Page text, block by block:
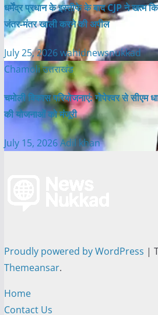
धर्मेंद्र प्रधान के इस्तीफे के बाद CJP ने खत्म
जंतर-मंतर खाली करने की अपील
July 25, 2026wahidnewsnukkad
Chamoliउत्तराखंड
चमोली विकास परियोजनाएं: गोपेश्वर से सीएम
की योजनाओं को मंजूरी
July 15, 2026Adil khan
Proudly powered by WordPress |
Themeansar.
Home
Contact Us